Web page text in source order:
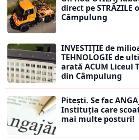
direct pe STRĂZILE
Câmpulung
INVESTIȚIE de
TEHNOLOGIE de
arată ACUM Liceul
din Câmpulung
Pitești. Se fac
Instituția care
mai multe posturi!